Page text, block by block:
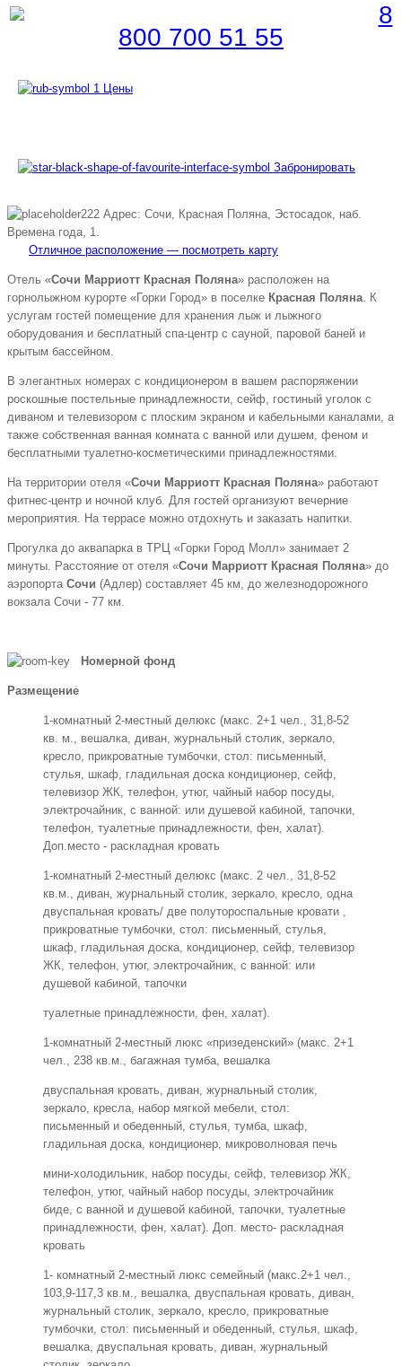
8
800 700 51 55
Цены
Забронировать
Адрес: Сочи, Красная Поляна, Эстосадок, наб.
Времена года, 1.
Отличное расположение — посмотреть карту
Отель «Сочи Марриотт Красная Поляна» расположен на
горнолыжном курорте «Горки Город» в поселке Красная Поляна. К
услугам гостей помещение для хранения лыж и лыжного
оборудования и бесплатный спа-центр с сауной, паровой баней и
крытым бассейном.
В элегантных номерах с кондиционером в вашем распоряжении
роскошные постельные принадлежности, сейф, гостиный уголок с
диваном и телевизором с плоским экраном и кабельными каналами, а
также собственная ванная комната с ванной или душем, феном и
бесплатными туалетно-косметическими принадлежностями.
На территории отеля «Сочи Марриотт Красная Поляна» работают
фитнес-центр и ночной клуб. Для гостей организуют вечерние
мероприятия. На террасе можно отдохнуть и заказать напитки.
Прогулка до аквапарка в ТРЦ «Горки Город Молл» занимает 2
минуты. Расстояние от отеля «Сочи Марриотт Красная Поляна» до
аэропортаСочи (Адлер) составляет 45 км, до железнодорожного
вокзала Сочи - 77 км.
Номерной фонд
Размещение
1-комнатный 2-местный делюкс (макс. 2+1 чел., 31,8-52
кв. м., вешалка, диван, журнальный столик, зеркало,
кресло, прикроватные тумбочки, стол: письменный,
стулья, шкаф, гладильная доска кондиционер, сейф,
телевизор ЖК, телефон, утюг, чайный набор посуды,
электрочайник, с ванной: или душевой кабиной, тапочки,
телефон, туалетные принадлежности, фен, халат).
Доп.место - раскладная кровать
1-комнатный 2-местный делюкс (макс. 2 чел., 31,8-52
кв.м., диван, журнальный столик, зеркало, кресло, одна
двуспальная кровать/ две полутороспальные кровати ,
прикроватные тумбочки, стол: письменный, стулья,
шкаф, гладильная доска, кондиционер, сейф, телевизор
ЖК, телефон, утюг, электрочайник, с ванной: или
душевой кабиной, тапочки
туалетные принадлежности, фен, халат).
1-комнатный 2-местный люкс «призеденский» (макс. 2+1
чел., 238 кв.м., багажная тумба, вешалка
двуспальная кровать, диван, журнальный столик,
зеркало, кресла, набор мягкой мебели, стол:
письменный и обеденный, стулья, тумба, шкаф,
гладильная доска, кондиционер, микроволновая печь
мини-холодильник, набор посуды, сейф, телевизор ЖК,
телефон, утюг, чайный набор посуды, электрочайник
биде, с ванной и душевой кабиной, тапочки, туалетные
принадлежности, фен, халат). Доп. место- раскладная
кровать
1- комнатный 2-местный люкс семейный (макс.2+1 чел.,
103,9-117,3 кв.м., вешалка, двуспальная кровать, диван,
журнальный столик, зеркало, кресло, прикроватные
тумбочки, стол: письменный и обеденный, стулья, шкаф,
вешалка, двуспальная кровать, диван, журнальный